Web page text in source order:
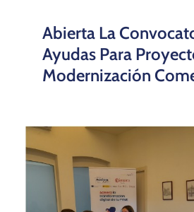
Abierta La
Ayudas Para
Modernización